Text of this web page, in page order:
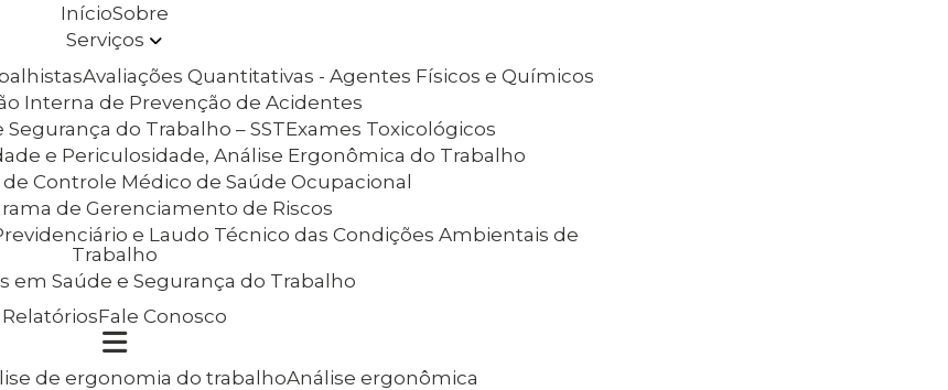
Início Sobre
Serviços
Avaliações Quantitativas - Agentes Físicos e Químicos
Interna de Prevenção de Acidentes
Segurança do Trabalho – SST Exames Toxicológicos
e Periculosidade, Análise Ergonômica do Trabalho
de Controle Médico de Saúde Ocupacional
de Gerenciamento de Riscos
Trabalho
em Saúde e Segurança do Trabalho
Relatórios Fale Conosco
de ergonomia do trabalho
Análise ergonômica